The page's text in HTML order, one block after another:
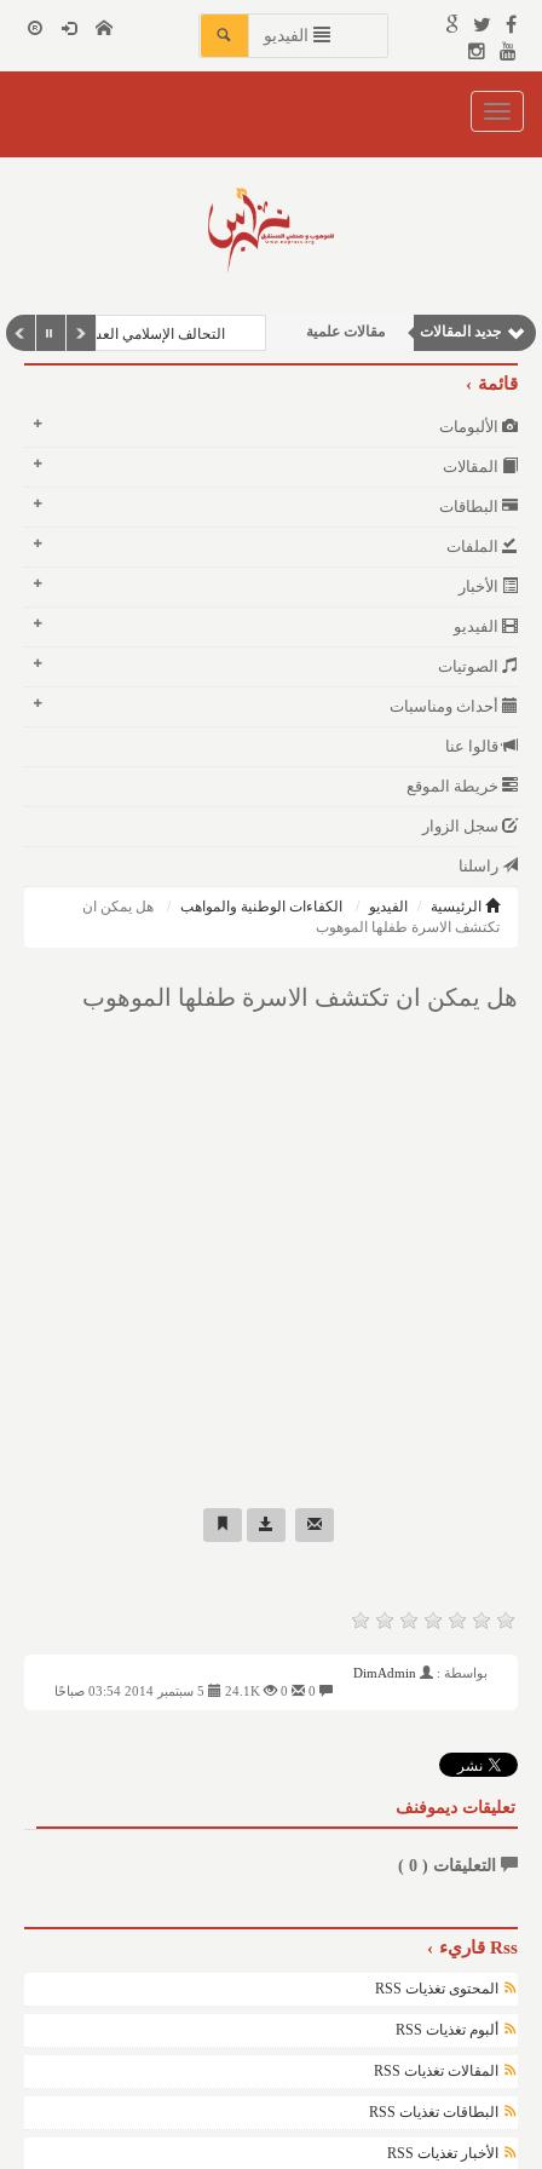
الفيديو
Toggle
navigation
جديد المقالات مقالات علمية
مقالات إقتصادية
التحالف الإسلامي العسكري
قائمة
الألبومات
المقالات
البطاقات
الملفات
الأخبار
الفيديو
الصوتيات
أحداث ومناسبات
قالوا عنا
خريطة الموقع
سجل الزوار
راسلنا
الرئيسية الفيديو الكفاءات الوطنية والمواهب
هل يمكن ان
تكتشف الاسرة طفلها الموهوب
هل يمكن ان تكتشف الاسرة طفلها الموهوب
بواسطة :
DimAdmin
24.1K
تعليقات ديموفنف
التعليقات ( 0
)
Rss قاريء
المحتوى تغذيات RSS
ألبوم تغذيات RSS
المقالات تغذيات RSS
البطاقات تغذيات RSS
الأخبار تغذيات RSS